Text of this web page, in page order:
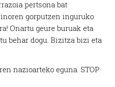
pertsona bat
gorputzen inguruko
Onartu geure buruak eta
behar dogu. Bizitza bizi eta
nazioarteko eguna. STOP